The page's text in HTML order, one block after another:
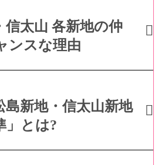
信太山 各新地の仲
ンスな理由
島新地・信太山新地
」とは?